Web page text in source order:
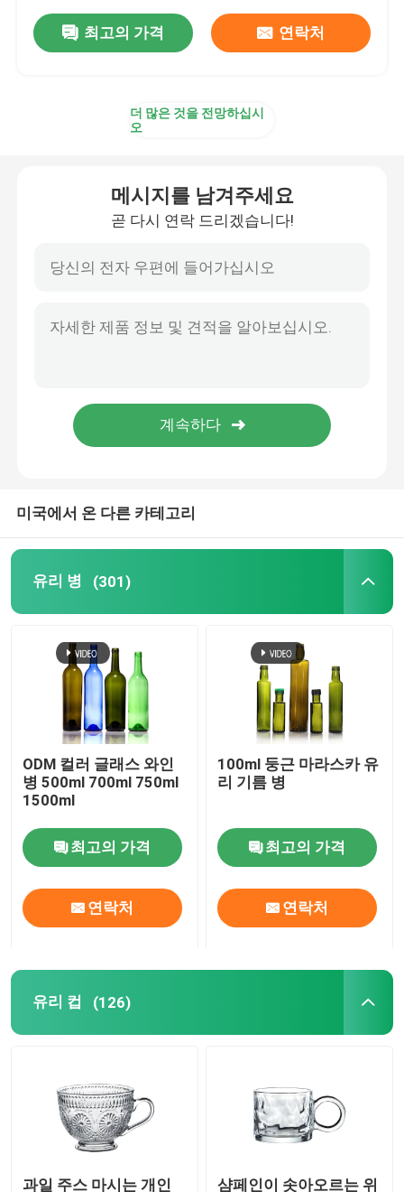
최고의 가격 연락처
더 많은 것을 전망하십시
오
메시지를 남겨주세요
곧 다시 연락 드리겠습니다!
미국에서 온 다른 카테고리
유리 병 (301)
ODM 컬러 글래스 와인
병 500ml 700ml 750ml
1500ml
최고의 가격
연락처
100ml 둥근 마라스카 유
리 기름 병
최고의 가격
연락처
유리 컵 (126)
과일 주스 마시는 개인
샴페인이 솟아오르는 위